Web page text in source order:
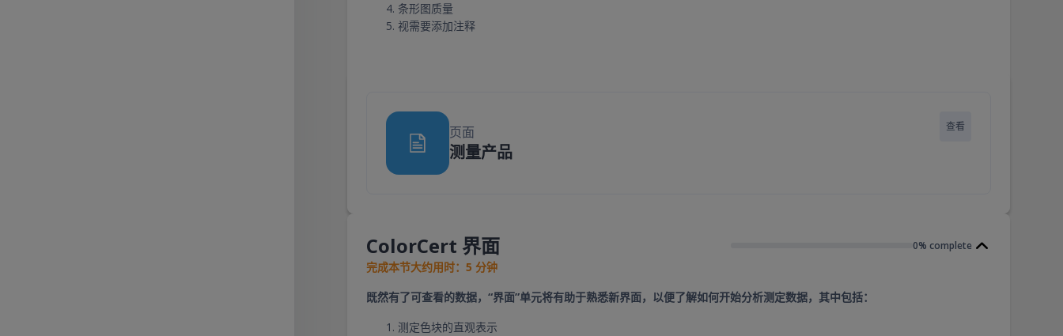
条形图质量
视需要添加注释
页面
测量产品网页
查看
ColorCert 界面 0% complete
完成本节大约用时：5 分钟
既然有了可查看的数据，“界面”单元将有助于熟悉新界面，以便了解如何开始分析测定数据，其中包括：
测定色块的直观表示